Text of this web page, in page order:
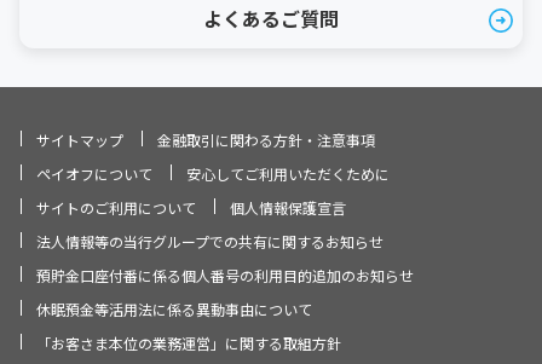
よくあるご質問
サイトマップ
金融取引に関わる方針・注意事項
ペイオフについて
安心してご利用いただくために
サイトのご利用について
個人情報保護宣言
法人情報等の当行グループでの共有に関するお知らせ
預貯金口座付番に係る個人番号の利用目的追加のお知らせ
休眠預金等活用法に係る異動事由について
「お客さま本位の業務運営」に関する取組方針